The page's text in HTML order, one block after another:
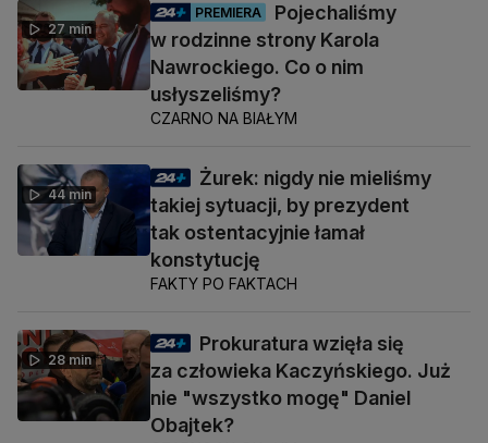
27 min
PREMIERA
Pojechaliśmy
w rodzinne strony Karola
Nawrockiego. Co o nim
usłyszeliśmy?
CZARNO NA BIAŁYM
44 min
Żurek: nigdy nie mieliśmy
takiej sytuacji, by prezydent
tak ostentacyjnie łamał
konstytucję
FAKTY PO FAKTACH
28 min
Prokuratura wzięła się
za człowieka Kaczyńskiego. Już
nie "wszystko mogę" Daniel
Obajtek?